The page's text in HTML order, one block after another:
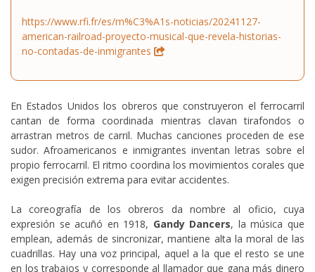
https://www.rfi.fr/es/m%C3%A1s-noticias/20241127-
american-railroad-proyecto-musical-que-revela-historias-
no-contadas-de-inmigrantes
En Estados Unidos los obreros que construyeron el ferrocarril
cantan de forma coordinada mientras clavan tirafondos o
arrastran metros de carril. Muchas canciones proceden de ese
sudor. Afroamericanos e inmigrantes inventan letras sobre el
propio ferrocarril. El ritmo coordina los movimientos corales que
exigen precisión extrema para evitar accidentes.
La coreografía de los obreros da nombre al oficio, cuya
expresión se acuñó en 1918, Gandy Dancers, la música que
emplean, además de sincronizar, mantiene alta la moral de las
cuadrillas. Hay una voz principal, aquel a la que el resto se une
en los trabajos y corresponde al llamador que gana más dinero